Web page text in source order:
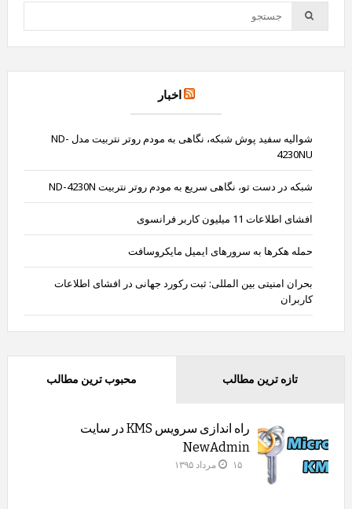
اخبار
شوالیه سفید پوش شبکه، نگاهی به مودم روتر نتربیت مدل ND-
4230NU
شبکه در دست تو، نگاهی سریع به مودم روتر نتربیت ND-4230N
افشای اطلاعات 11 میلیون کاربر فرانسوی
حمله هکرها به سرورهای ایمیل مایکروسافت
بحران امنیتی بین المللی: ثبت رکورد جهانی در افشای اطلاعات
کاربران
محبوب ترین مطالب تازه ترین مطالب
راه اندازی سرویس KMS در سایت
NewAdmin
۱۵ مرداد ۱۳۹۵